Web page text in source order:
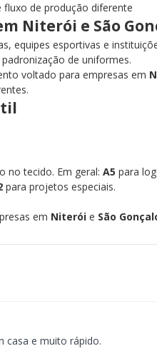
fluxo de produção diferente
Niterói e São
equipes esportivas e
de uniformes.
voltado para empresas em
no tecido. Em geral: A5 para
para projetos especiais.
em Niterói e São
casa e muito rápido.